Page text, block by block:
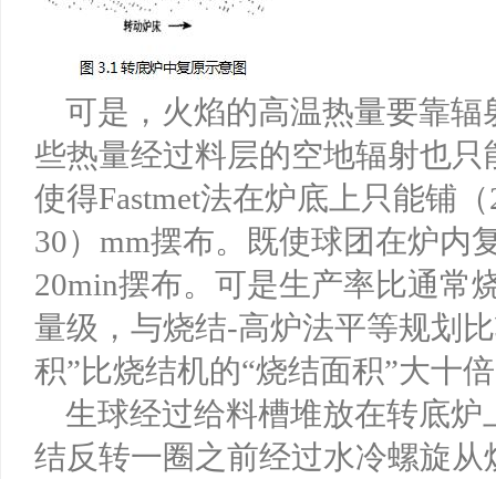
可是，火焰的高温热量要靠辐
些热量经过料层的空地辐射也
使得Fastmet法在炉底上只能铺
30）mm摆布。既使球团在炉内
20min摆布。可是生产率比通常
量级，与烧结-高炉法平等规划
积”比烧结机的“烧结面积”大十
生球经过给料槽堆放在转底炉
结反转一圈之前经过水冷螺旋